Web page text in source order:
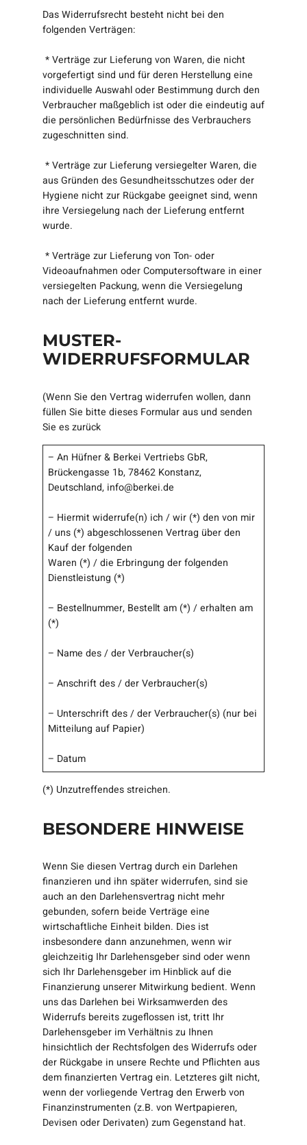
Das Widerrufsrecht besteht nicht bei den
folgenden Verträgen:
* Verträge zur Lieferung von Waren, die nicht
vorgefertigt sind und für deren Herstellung eine
individuelle Auswahl oder Bestimmung durch den
Verbraucher maßgeblich ist oder die eindeutig auf
die persönlichen Bedürfnisse des Verbrauchers
zugeschnitten sind.
* Verträge zur Lieferung versiegelter Waren, die
aus Gründen des Gesundheitsschutzes oder der
Hygiene nicht zur Rückgabe geeignet sind, wenn
ihre Versiegelung nach der Lieferung entfernt
wurde.
* Verträge zur Lieferung von Ton- oder
Videoaufnahmen oder Computersoftware in einer
versiegelten Packung, wenn die Versiegelung
nach der Lieferung entfernt wurde.
MUSTER-
WIDERRUFSFORMULAR
(Wenn Sie den Vertrag widerrufen wollen, dann
füllen Sie bitte dieses Formular aus und senden
Sie es zurück
– An Hüfner & Berkei Vertriebs GbR,
Brückengasse 1b, 78462 Konstanz,
Deutschland, info@berkei.de
– Hiermit widerrufe(n) ich / wir (*) den von mir
/ uns (*) abgeschlossenen Vertrag über den
Kauf der folgenden
Waren (*) / die Erbringung der folgenden
Dienstleistung (*)
– Bestellnummer, Bestellt am (*) / erhalten am
(*)
– Name des / der Verbraucher(s)
– Anschrift des / der Verbraucher(s)
– Unterschrift des / der Verbraucher(s) (nur bei
Mitteilung auf Papier)
– Datum
(*) Unzutreffendes streichen.
BESONDERE HINWEISE
Wenn Sie diesen Vertrag durch ein Darlehen
finanzieren und ihn später widerrufen, sind sie
auch an den Darlehensvertrag nicht mehr
gebunden, sofern beide Verträge eine
wirtschaftliche Einheit bilden. Dies ist
insbesondere dann anzunehmen, wenn wir
gleichzeitig Ihr Darlehensgeber sind oder wenn
sich Ihr Darlehensgeber im Hinblick auf die
Finanzierung unserer Mitwirkung bedient. Wenn
uns das Darlehen bei Wirksamwerden des
Widerrufs bereits zugeflossen ist, tritt Ihr
Darlehensgeber im Verhältnis zu Ihnen
hinsichtlich der Rechtsfolgen des Widerrufs oder
der Rückgabe in unsere Rechte und Pflichten aus
dem finanzierten Vertrag ein. Letzteres gilt nicht,
wenn der vorliegende Vertrag den Erwerb von
Finanzinstrumenten (z.B. von Wertpapieren,
Devisen oder Derivaten) zum Gegenstand hat.